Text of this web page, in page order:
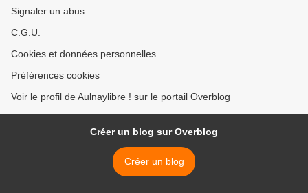
Signaler un abus
C.G.U.
Cookies et données personnelles
Préférences cookies
Voir le profil de Aulnaylibre ! sur le portail Overblog
Créer un blog sur Overblog
Créer un blog